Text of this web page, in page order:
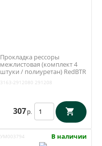
Прокладка рессоры
межлистовая (комплект 4
штуки / полиуретан) RedBTR
3163-2912080 291208
307 р.
УМ003794 В наличии